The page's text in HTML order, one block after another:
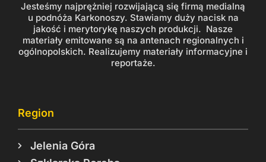
Jesteśmy najprężniej rozwijającą się firmą medialną
u podnóża Karkonoszy. Stawiamy duży nacisk na
jakość i merytorykę naszych produkcji. Nasze
materiały emitowane są na antenach regionalnych i
ogólnopolskich. Realizujemy materiały informacyjne i
reportaże.
Region
Jelenia Góra